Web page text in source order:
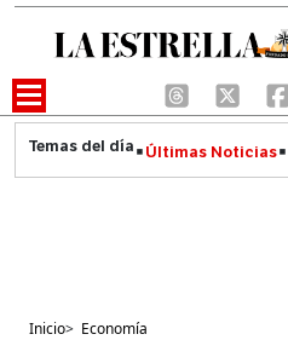
Últimas Noticias
Inicio> Economía